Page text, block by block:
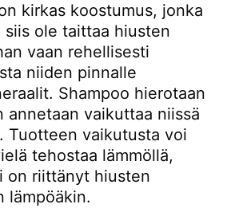
kirkas koostumus, jonka
ole taittaa hiusten
vaan rehellisesti
niiden pinnalle
Shampoo hierotaan
annetaan vaikuttaa niissä
Tuotteen vaikutusta voi
tehostaa lämmöllä,
on riittänyt hiusten
lämpöäkin.